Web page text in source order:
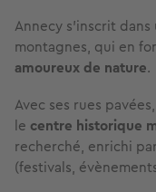
Annecy s’inscrit dans
montagnes, qui en
amoureux de nature.
Avec ses rues
le centre historique
recherché, enrichi
(festivals,